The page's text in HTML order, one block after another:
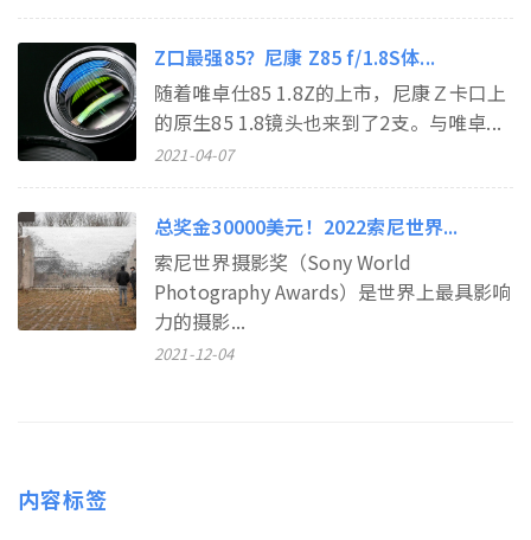
Z口最强85？尼康 Z85 f/1.8S体...
随着唯卓仕85 1.8Z的上市，尼康Ｚ卡口上
的原生85 1.8镜头也来到了2支。与唯卓...
2021-04-07
总奖金30000美元！2022索尼世界...
索尼世界摄影奖（Sony World
Photography Awards）是世界上最具影响
力的摄影...
2021-12-04
内容标签